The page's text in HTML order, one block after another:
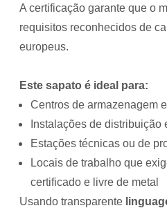
A certificação garante que o
requisitos reconhecidos de
europeus.
Este sapato é ideal para:
Centros de armazenagem
Instalações de distribuição
Estações técnicas ou de
Locais de trabalho que
certificado e livre de metal
Usando transparente